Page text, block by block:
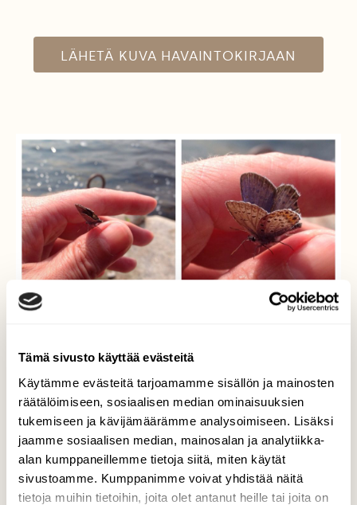
Tämä sivusto käyttää evästeitä
Käytämme evästeitä tarjoamamme sisällön ja mainosten
räätälöimiseen, sosiaalisen median ominaisuuksien
tukemiseen ja kävijämäärämme analysoimiseen. Lisäksi
jaamme sosiaalisen median, mainosalan ja analytiikka-
alan kumppaneillemme tietoja siitä, miten käytät
sivustoamme. Kumppanimme voivat yhdistää näitä
tietoja muihin tietoihin, joita olet antanut heille tai joita on
LÄHETÄ KUVA HAVAINTOKIRJAAN